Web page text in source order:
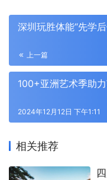
深圳玩胜体能“先学
上一篇
100+亚洲艺术季助
2024年12月12日 下午1:11
相关推荐